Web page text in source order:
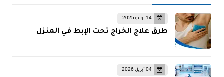
14 يوليو 2025
طرق علاج الخراج تحت الإبط في المنزل
04 أبريل 2026